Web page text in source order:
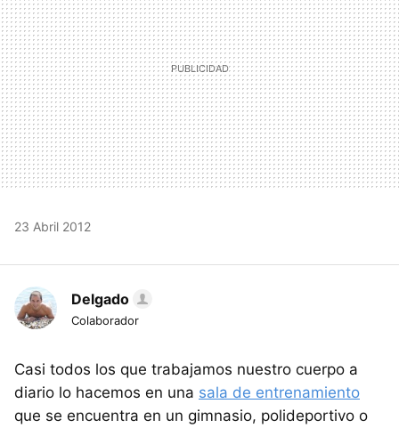
23 Abril 2012
Delgado
Colaborador
Casi todos los que trabajamos nuestro cuerpo a
diario lo hacemos en una sala de entrenamiento
que se encuentra en un gimnasio, polideportivo o